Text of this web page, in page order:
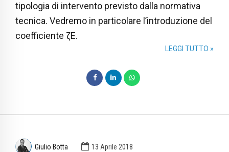
tipologia di intervento previsto dalla normativa
tecnica. Vedremo in particolare l’introduzione del
coefficiente ζE.
LEGGI TUTTO »
Giulio Botta 13 Aprile 2018